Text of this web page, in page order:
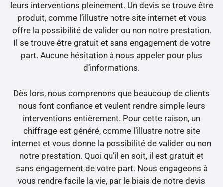
leurs interventions pleinement. Un devis se trouve être
produit, comme l’illustre notre site internet et vous
offre la possibilité de valider ou non notre prestation.
Il se trouve être gratuit et sans engagement de votre
part. Aucune hésitation à nous appeler pour plus
d’informations.
Dès lors, nous comprenons que beaucoup de clients
nous font confiance et veulent rendre simple leurs
interventions entièrement. Pour cette raison, un
chiffrage est généré, comme l’illustre notre site
internet et vous donne la possibilité de valider ou non
notre prestation. Quoi qu’il en soit, il est gratuit et
sans engagement de votre part. Nous engageons à
vous rendre facile la vie, par le biais de notre devis